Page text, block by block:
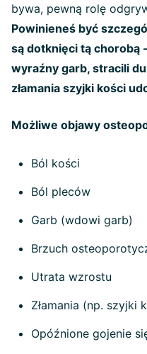
bywa, pewną rolę
Powinieneś być
są dotknięci tą chorobą
wyraźny garb, stracili
złamania szyjki kości
Możliwe objawy
Ból kości
Ból pleców
Garb (wdowi garb)
Brzuch
Utrata wzrostu
Złamania (np. szyjki
Opóźnione gojenie